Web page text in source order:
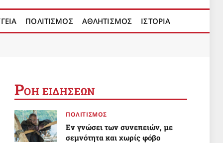
ΠΟΛΙΤΙΣΜΟΣ ΑΘΛΗΤΙΣΜΟΣ ΙΣΤΟΡΙΑ
ΡΟΗ ΕΙΔΗΣΕΩΝ
ΠΟΛΙΤΙΣΜΟΣ
Εν γνώσει των συνεπειών, με
σεμνότητα και χωρίς φόβο